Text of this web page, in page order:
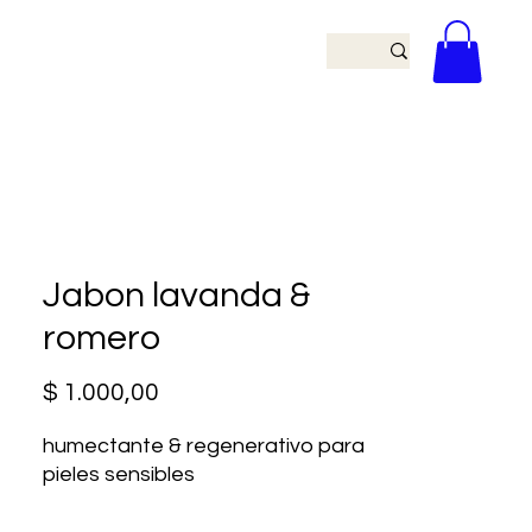
Jabon lavanda &
romero
$ 1.000,00
humectante & regenerativo para
pieles sensibles